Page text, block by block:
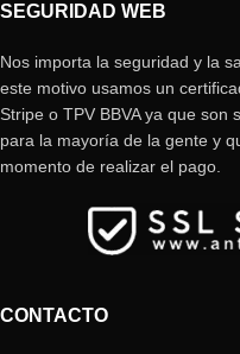
SEGURIDAD WEB
Nos importa la seguridad y la
este motivo usamos un
Stripe o TPV BBVA ya que
para la mayoría de la gente y
momento de realizar el pago.
CONTACTO